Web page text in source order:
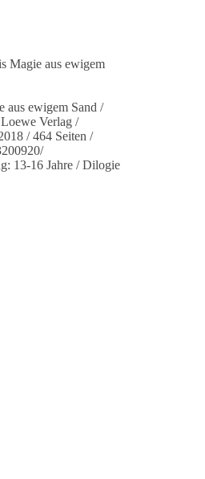
aus ewigem Sand /
Verlag /
/ 464 Seiten /
13-16 Jahre / Dilogie